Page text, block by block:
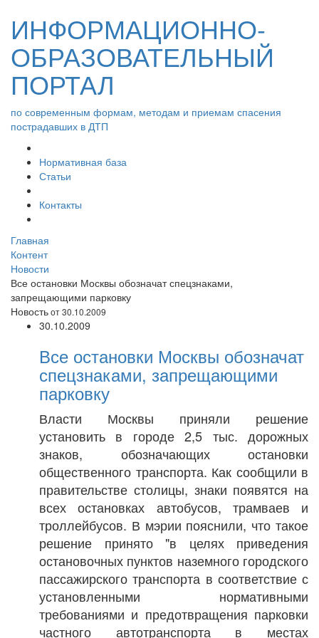
ИНФОРМАЦИОННО-
ОБРАЗОВАТЕЛЬНЫЙ
ПОРТАЛ
по современным формам, методам и приемам спасения
пострадавших в ДТП
Нормативная база
Статьи
Контакты
Главная
Контент
Новости
Все остановки Москвы обозначат спецзнаками,
запрещающими парковку
Новостьот 30.10.2009
30.10.2009
Все остановки Москвы обозначат
спецзнаками, запрещающими
парковку
Власти Москвы приняли решение
установить в городе 2,5 тыс. дорожных
знаков, обозначающих остановки
общественного транспорта. Как сообщили в
правительстве столицы, знаки появятся на
всех остановках автобусов, трамваев и
троллейбусов. В мэрии пояснили, что такое
решение принято "в целях приведения
остановочных пунктов наземного городского
пассажирского транспорта в соответствие с
установленными нормативными
требованиями и предотвращения парковки
частного автотранспорта в местах